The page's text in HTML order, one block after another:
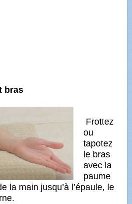
bras
Frottez
ou
tapotez
le bras
avec la
paume
la main jusqu’à l’épaule, le